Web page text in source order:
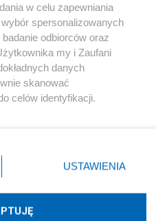
Instagram Youtube
w celu zapewniania
spersonalizowanych
odbiorców oraz
my i Zaufani
danych
skanować
celów identyfikacji.
ustawień prywatności
rogu strony
nie wymagają zgody
sprzeciwić się takiemu
USTAWIENIA